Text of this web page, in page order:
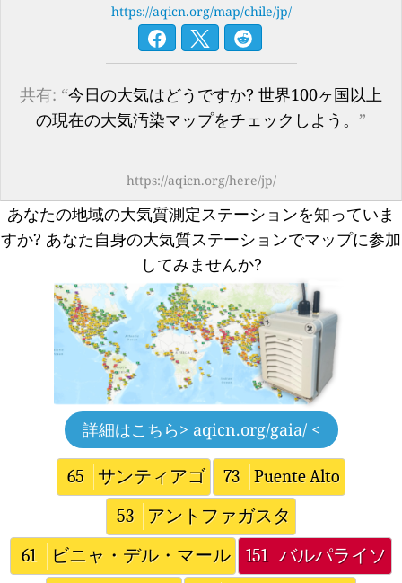
https://aqicn.org/map/chile/jp/
共有: “今日の大気はどうですか? 世界100ヶ国以上
の現在の大気汚染マップをチェックしよう。 ”
https://aqicn.org/here/jp/
あなたの地域の大気質測定ステーションを知っていま
すか? あなた自身の大気質ステーションでマップに参加
してみませんか?
詳細はこちら> aqicn.org/gaia/ <
65 サンティアゴ 73
Puente Alto
53
アントファガスタ
61
ビニャ・デル・マール 151 バルパライソ